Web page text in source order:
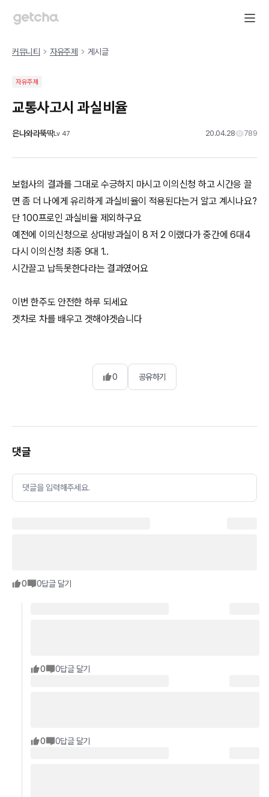
커뮤니티 자유주제 게시글
자유주제
교통사고시 과실비율
은나와라뚝딱Lv 47 20.04.28 789
보험사의 결과를 그대로 수긍하지 마시고 이의신청 하고 시간응 끌
면 좀 더 나에게 유리하게 과실비율이 적용된다는거 알고 계시나요?
단 100프로인 과실비율 제외하구요
예전에 이의신청으로 상대방과실이 8 저 2 이랬다가 중간에 6대4
다시 이의신청 최종 9대 1..
시간끌고 납득못한다라는 결과였어요
이번 한주도 안전한 하루 되세요
겟차로 차를 배우고 겟해야겟습니다
0 공유하기
댓글
댓글을 입력해주세요.
0 0답글 달기
0 0답글 달기
0 0답글 달기